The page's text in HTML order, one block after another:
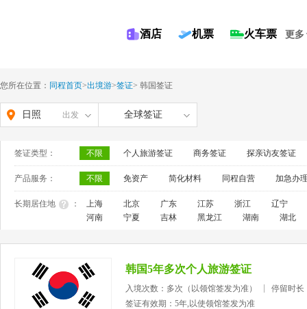
酒店 机票 火车票 更多
您所在位置： 同程首页>出境游>签证> 韩国签证
日照 出发 全球签证
签证类型： 不限 个人旅游签证 商务签证 探亲访友签证
产品服务： 不限 免资产 简化材料 同程自营 加急办
长期居住地 ： 上海 北京 广东 江苏 浙江
辽宁
河南
宁夏 吉林 黑龙江 湖南 湖北
韩国5年多次个人旅游签证
入境次数：多次（以领馆签发为准）
停留时长
签证有效期：5年,以使领馆签发为准